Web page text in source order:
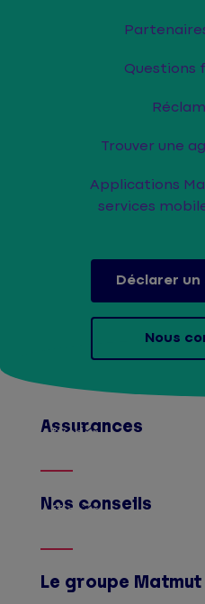
Questions
Trouver une
Applications
services
Déclarer
Nous
Assurances
Afficher
Nos conseils
Afficher
Le groupe Matmut